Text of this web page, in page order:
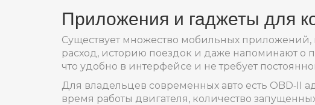
Приложения и гаджеты для
Существует множество мобильных
расход, историю поездок и даже напоминают о
что удобно в интерфейсе и не требует
Для владельцев современных авто есть OBD‑II
время работы двигателя, количество